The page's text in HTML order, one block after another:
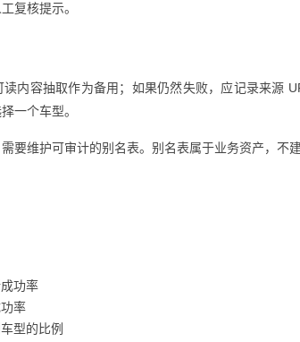
复核提示。
内容抽取作为备用；如果仍然失败，应记录来源
一个车型。
要维护可审计的别名表。别名表属于业务资产，不
功率
率
型的比例